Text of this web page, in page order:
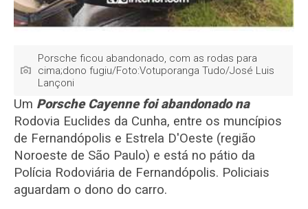
Porsche ficou abandonado, com as rodas para
cima;dono fugiu/Foto:Votuporanga Tudo/José Luis
Lançoni
Um Porsche Cayenne foi abandonado na
Rodovia Euclides da Cunha, entre os muncípios
de Fernandópolis e Estrela D'Oeste (região
Noroeste de São Paulo) e está no pátio da
Polícia Rodoviária de Fernandópolis. Policiais
aguardam o dono do carro.